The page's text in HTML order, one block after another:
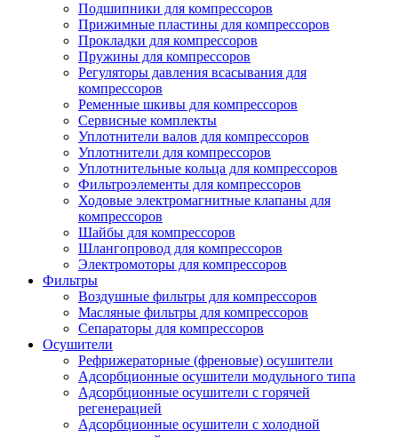
Подшипники для компрессоров
Прижимные пластины для компрессоров
Прокладки для компрессоров
Пружины для компрессоров
Регуляторы давления всасывания для
компрессоров
Ременные шкивы для компрессоров
Сервисные комплекты
Уплотнители валов для компрессоров
Уплотнители для компрессоров
Уплотнительные кольца для компрессоров
Фильтроэлементы для компрессоров
Ходовые электромагнитные клапаны для
компрессоров
Шайбы для компрессоров
Шлангопровод для компрессоров
Электромоторы для компрессоров
Фильтры
Воздушные фильтры для компрессоров
Масляные фильтры для компрессоров
Сепараторы для компрессоров
Осушители
Рефрижераторные (френовые) осушители
Адсорбционные осушители модульного типа
Адсорбционные осушители с горячей
регенерацией
Адсорбционные осушители с холодной